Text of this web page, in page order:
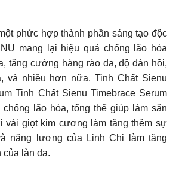
phức hợp thành phần sáng tạo độc
mang lại hiệu quả chống lão hóa
tăng cường hàng rào da, độ đàn hồi,
và nhiều hơn nữa. Tinh Chất Sienu
Tinh Chất Sienu Timebrace Serum
chống lão hóa, tổng thể giúp làm săn
vài giọt kim cương làm tăng thêm sự
năng lượng của Linh Chi làm tăng
của làn da.